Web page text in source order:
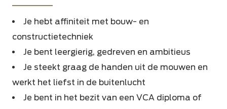
Je hebt affiniteit met bouw- en
constructietechniek
Je bent leergierig, gedreven en ambitieus
Je steekt graag de handen uit de mouwen en
werkt het liefst in de buitenlucht
Je bent in het bezit van een VCA diploma of